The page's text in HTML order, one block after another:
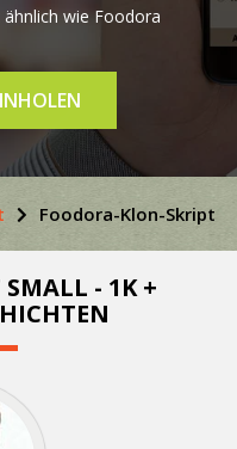
wie Foodora
Foodora-Klon-Skript
- 1K +